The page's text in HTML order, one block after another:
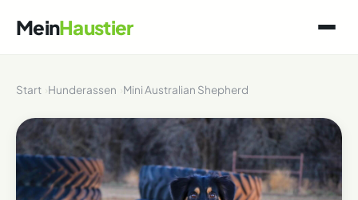
MeinHaustier
Start Hunderassen Mini Australian Shepherd